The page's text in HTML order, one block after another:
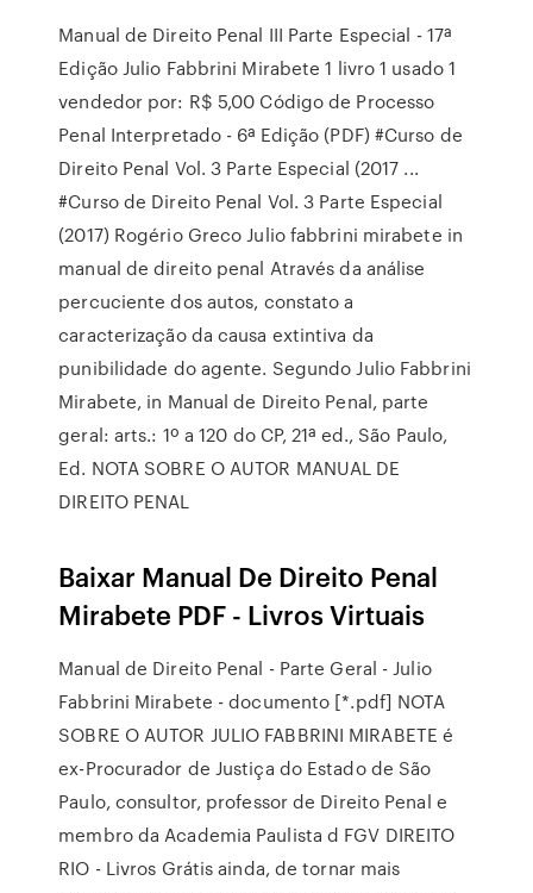
Manual de Direito Penal III Parte Especial - 17ª
Edição Julio Fabbrini Mirabete 1 livro 1 usado 1
vendedor por: R$ 5,00 Código de Processo
Penal Interpretado - 6ª Edição (PDF) #Curso de
Direito Penal Vol. 3 Parte Especial (2017 ...
#Curso de Direito Penal Vol. 3 Parte Especial
(2017) Rogério Greco Julio fabbrini mirabete in
manual de direito penal Através da análise
percuciente dos autos, constato a
caracterização da causa extintiva da
punibilidade do agente. Segundo Julio Fabbrini
Mirabete, in Manual de Direito Penal, parte
geral: arts.: 1º a 120 do CP, 21ª ed., São Paulo,
Ed. NOTA SOBRE O AUTOR MANUAL DE
DIREITO PENAL
Baixar Manual De Direito Penal
Mirabete PDF - Livros Virtuais
Manual de Direito Penal - Parte Geral - Julio
Fabbrini Mirabete - documento [*.pdf] NOTA
SOBRE O AUTOR JULIO FABBRINI MIRABETE é
ex-Procurador de Justiça do Estado de São
Paulo, consultor, professor de Direito Penal e
membro da Academia Paulista d FGV DIREITO
RIO - Livros Grátis ainda, de tornar mais